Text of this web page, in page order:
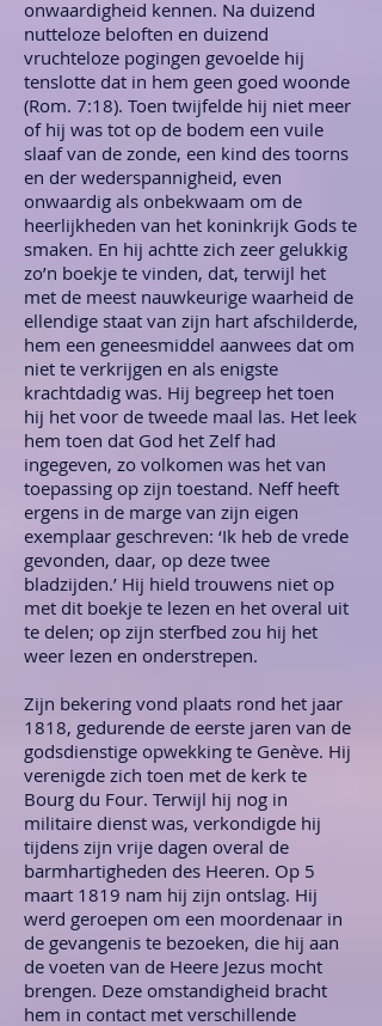
onwaardigheid kennen. Na duizend
nutteloze beloften en duizend
vruchteloze pogingen gevoelde hij
tenslotte dat in hem geen goed woonde
(Rom. 7:18). Toen twijfelde hij niet meer
of hij was tot op de bodem een vuile
slaaf van de zonde, een kind des toorns
en der wederspannigheid, even
onwaardig als onbekwaam om de
heerlijkheden van het koninkrijk Gods te
smaken. En hij achtte zich zeer gelukkig
zo’n boekje te vinden, dat, terwijl het
met de meest nauwkeurige waarheid de
ellendige staat van zijn hart afschilderde,
hem een geneesmiddel aanwees dat om
niet te verkrijgen en als enigste
krachtdadig was. Hij begreep het toen
hij het voor de tweede maal las. Het leek
hem toen dat God het Zelf had
ingegeven, zo volkomen was het van
toepassing op zijn toestand. Neff heeft
ergens in de marge van zijn eigen
exemplaar geschreven: ‘Ik heb de vrede
gevonden, daar, op deze twee
bladzijden.’ Hij hield trouwens niet op
met dit boekje te lezen en het overal uit
te delen; op zijn sterfbed zou hij het
weer lezen en onderstrepen.
Zijn bekering vond plaats rond het jaar
1818, gedurende de eerste jaren van de
godsdienstige opwekking te Genève. Hij
verenigde zich toen met de kerk te
Bourg du Four. Terwijl hij nog in
militaire dienst was, verkondigde hij
tijdens zijn vrije dagen overal de
barmhartigheden des Heeren. Op 5
maart 1819 nam hij zijn ontslag. Hij
werd geroepen om een moordenaar in
de gevangenis te bezoeken, die hij aan
de voeten van de Heere Jezus mocht
brengen. Deze omstandigheid bracht
hem in contact met verschillende